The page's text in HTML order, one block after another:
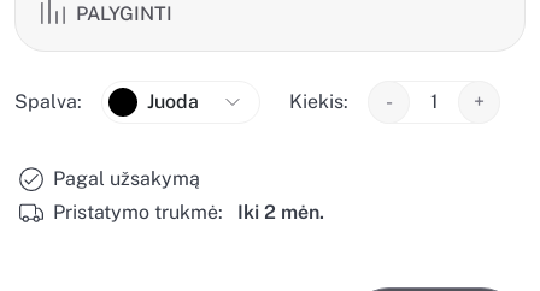
PALYGINTI
Spalva: Juoda Kiekis: - +
Pagal užsakymą
Pristatymo trukmė:
Iki 2 mėn.